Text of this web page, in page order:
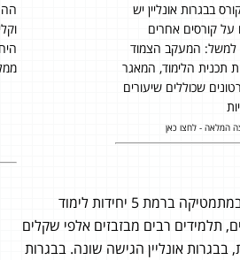
בבגרות אונליין יש
על קורסים אחרים
למשל: המעקב הצמוד
תכנית הלימוד, המאגר
שכוללים שיעורים
המלאה - לחצו כאן
הלימודים לקראת הבגרות במתמטיקה ברמת 5 יחידות לימוד
תלמידים רבים מבזבזים אלפי שקלים
אונליין הגישה שונה. בבגרות